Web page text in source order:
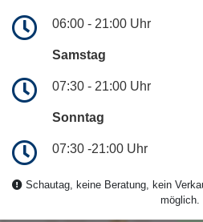
06:00 - 21:00 Uhr
Samstag
07:30 - 21:00 Uhr
Sonntag
07:30 -21:00 Uhr
Schautag, keine Beratung, kein
möglich.